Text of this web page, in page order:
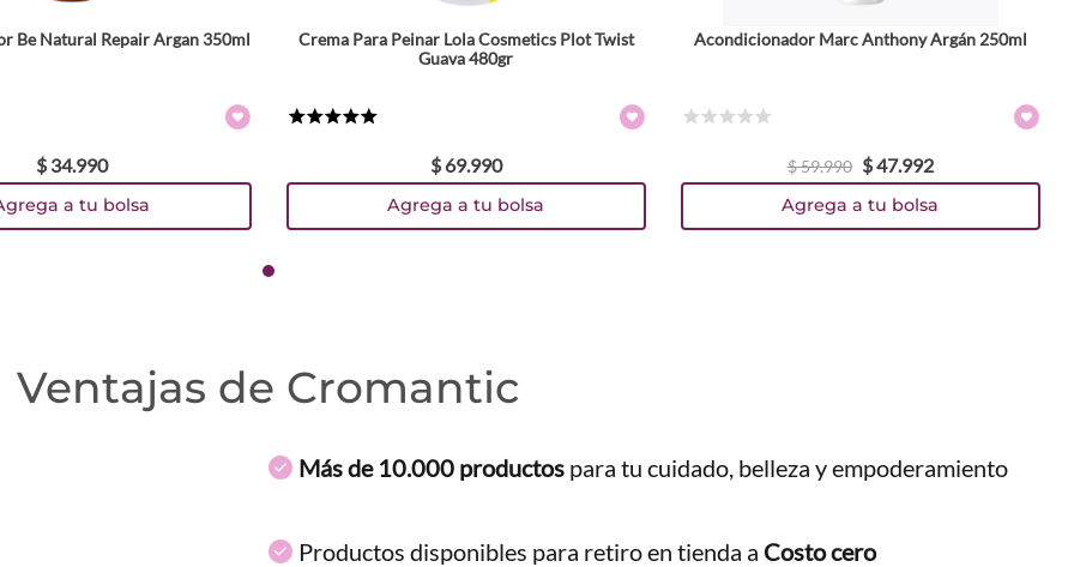
Be Natural Repair Argan 350ml
$ 34.990
a tu bolsa
Crema Para Peinar Lola Cosmetics Plot Twist
Guava 480gr
$ 69.990
Agrega a tu bolsa
Acondicionador Marc Anthony Argán 250ml
$59.990 $47.992
Agrega a tu bolsa
Ventajas de Cromantic
Más de 10.000 productos para tu cuidado, belleza y empoderamiento
Productos disponibles para retiro en tienda a Costo cero